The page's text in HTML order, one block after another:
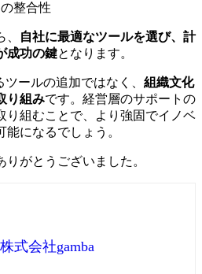
整合性
自社に最適なツールを選び、計
成功の鍵となります。
ールの追加ではなく、 組織文化
り組みです。経営層のサポートの
り組むことで、より強固でイノベ
になるでしょう。
がとうございました。
式会社gamba